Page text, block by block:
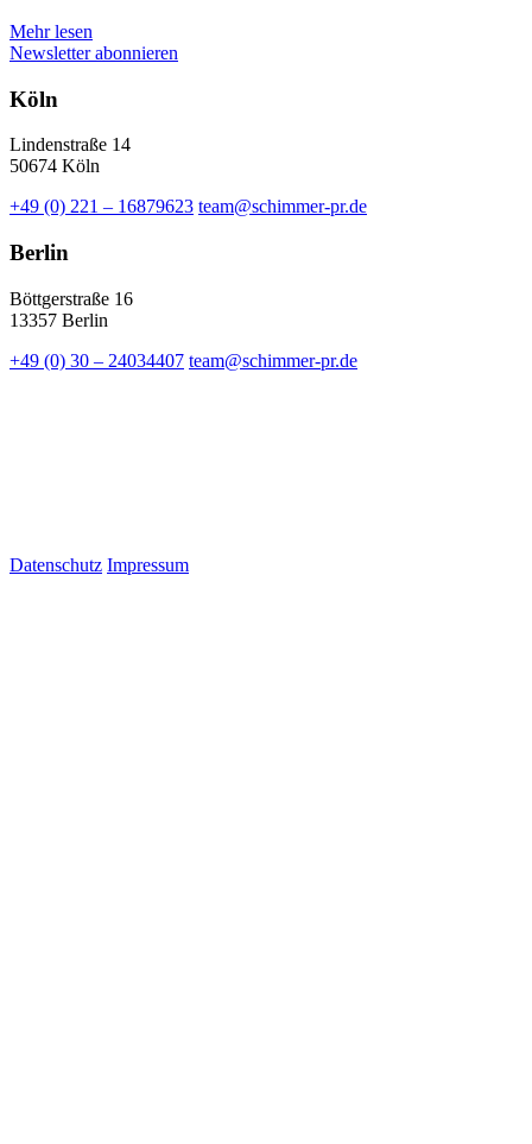
Mehr lesen
Newsletter abonnieren
Köln
Lindenstraße 14
50674 Köln
+49 (0) 221 – 16879623 team@schimmer-pr.de
Berlin
Böttgerstraße 16
13357 Berlin
+49 (0) 30 – 24034407 team@schimmer-pr.de
Datenschutz Impressum